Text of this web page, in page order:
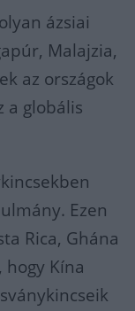
ázsiai
Malajzia,
az országok
a globális
Ezen
Rica, Ghána
hogy Kína